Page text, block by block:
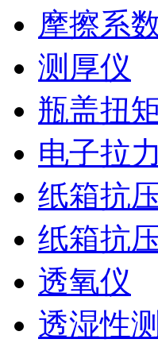
摩擦系
测厚仪
瓶盖扭
电子拉
纸箱抗
纸箱抗
透氧仪
透湿性